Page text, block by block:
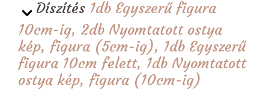
Díszítés 1db Egyszerű figura
10cm-ig, 2db Nyomtatott ostya
kép, figura (5cm-ig), 1db Egyszerű
figura 10cm felett, 1db Nyomtatott
ostya kép, figura (10cm-ig)